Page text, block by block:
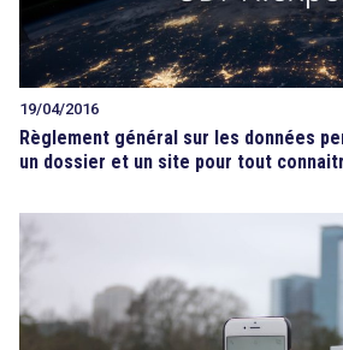
19/04/2016
Règlement général sur les données
un dossier et un site pour tout